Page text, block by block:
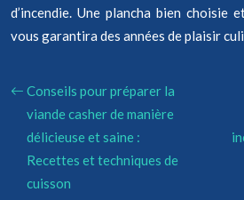
d’incendie. Une plancha bien choisie
vous garantira des années de plaisir
Conseils pour préparer la
viande casher de manière
délicieuse et saine :
Recettes et techniques de
cuisson